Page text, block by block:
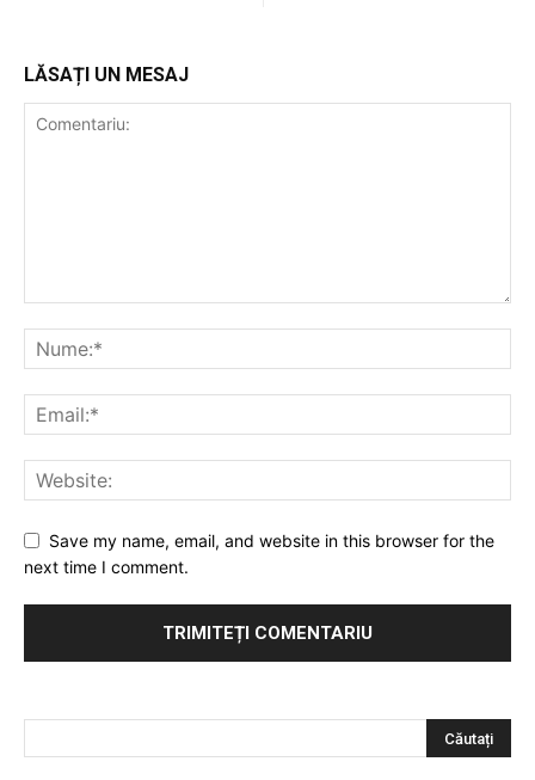
LĂSAȚI UN MESAJ
Save my name, email, and website in this browser for the
next time I comment.